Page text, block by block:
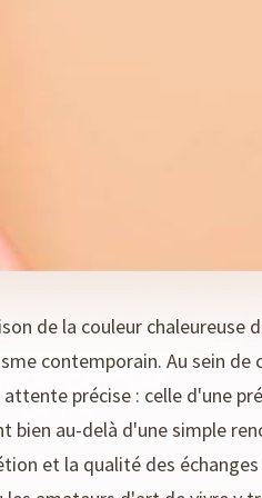
de la couleur chaleureuse
contemporain. Au sein
précise : celle d'une
au-delà d'une simple
et la qualité des